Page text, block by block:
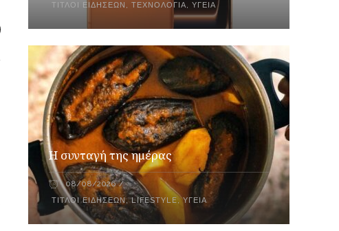
ΤΊΤΛΟΙ ΕΙΔΉΣΕΩΝ ,ΤΕΧΝΟΛΟΓΊΑ,ΥΓΕΊΑ
Η συνταγή της ημέρας
08/08/2026
ΤΊΤΛΟΙ ΕΙΔΉΣΕΩΝ,LIFESTYLE,ΥΓΕΊΑ